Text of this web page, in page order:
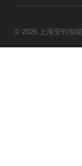
© 2026 上海安钧智